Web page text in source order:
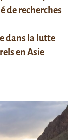
de recherches
dans la lutte
en Asie